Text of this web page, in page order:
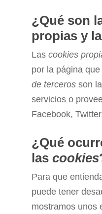
¿Qué son
propias y
Las cookies
por la página
de terceros son
servicios o
Facebook,
¿Qué
las cookies
Para que
puede tener
mostramos unos